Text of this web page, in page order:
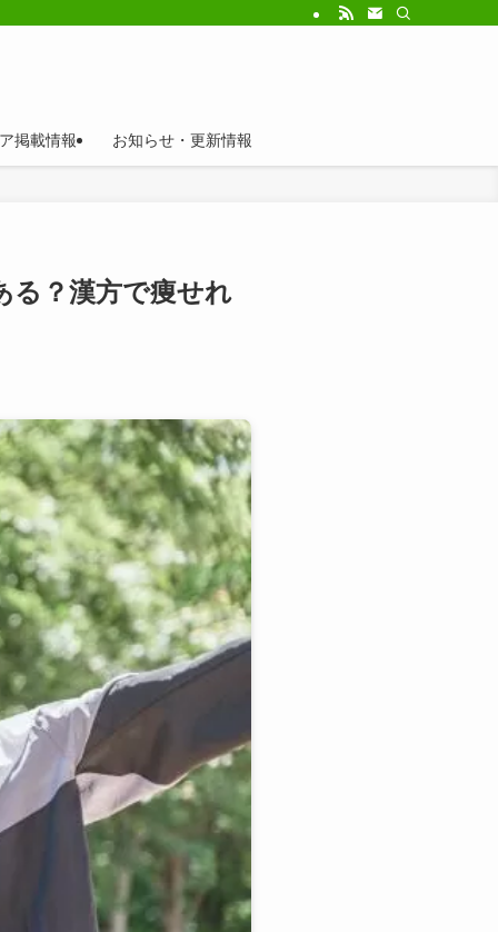
掲載情報 お知らせ・更新情報
る？漢方で痩せれ